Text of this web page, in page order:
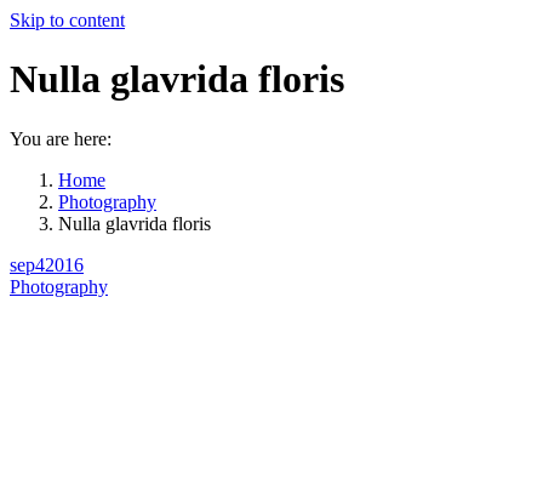
Skip to content
Nulla glavrida floris
You are here:
Home
Photography
Nulla glavrida floris
sep42016
Photography